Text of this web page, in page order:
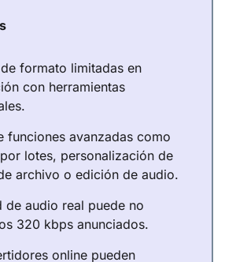
formato limitadas en
con herramientas
funciones avanzadas como
lotes, personalización de
archivo o edición de audio.
de audio real puede no
320 kbps anunciados.
online pueden